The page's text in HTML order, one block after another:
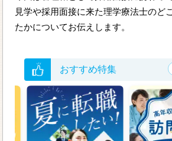
見学や採用面接に来た理学療法士のど
たかについてお伝えします。
おすすめ特集